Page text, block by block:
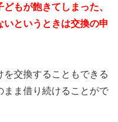
もが飽きてしまった、
というときは交換の申
交換することもできる
まま借り続けることがで